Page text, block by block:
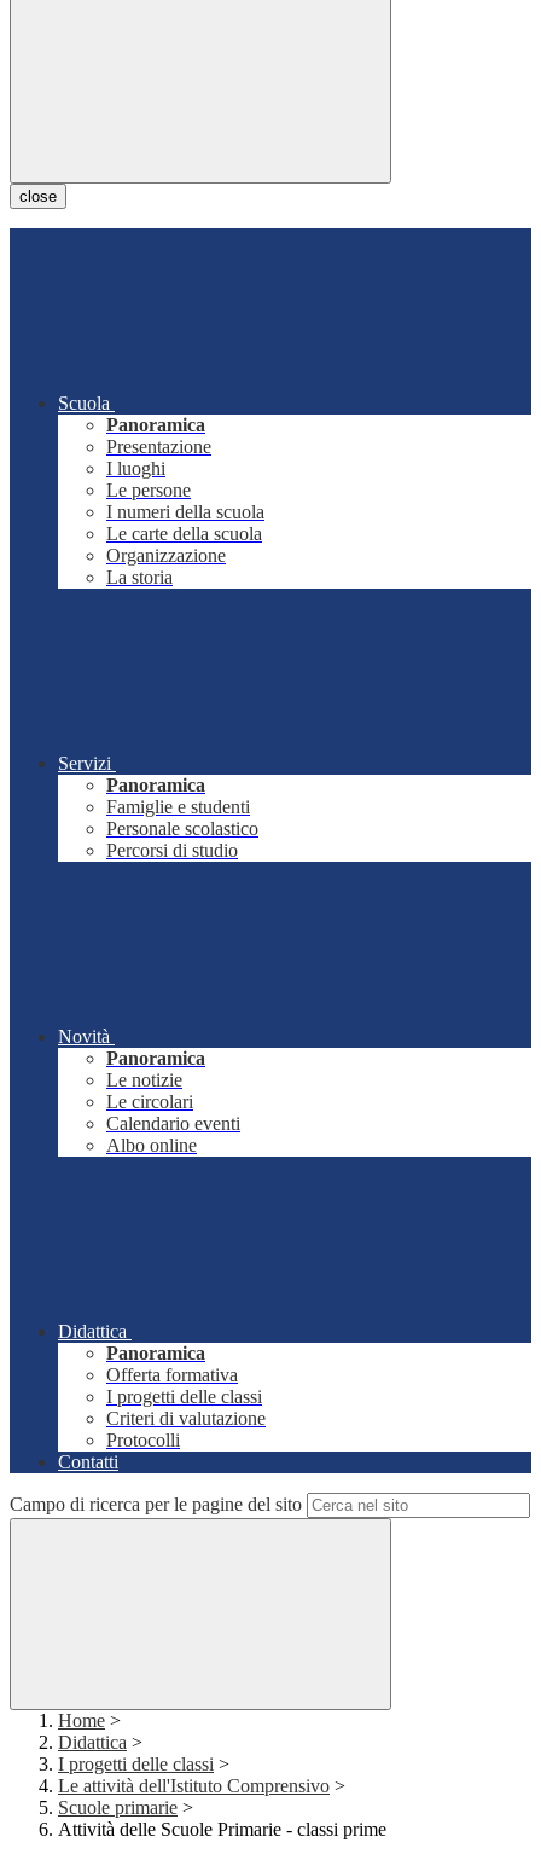
close
Scuola
Panoramica
Presentazione
I luoghi
Le persone
I numeri della scuola
Le carte della scuola
Organizzazione
La storia
Servizi
Panoramica
Famiglie e studenti
Personale scolastico
Percorsi di studio
Novità
Panoramica
Le notizie
Le circolari
Calendario eventi
Albo online
Didattica
Panoramica
Offerta formativa
I progetti delle classi
Criteri di valutazione
Protocolli
Contatti
Campo di ricerca per le pagine del sito
Home >
Didattica >
I progetti delle classi >
Le attività dell'Istituto Comprensivo >
Scuole primarie >
Attività delle Scuole Primarie - classi prime